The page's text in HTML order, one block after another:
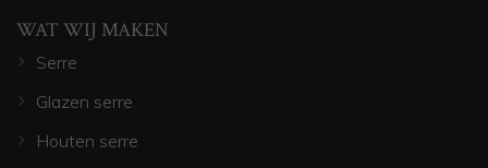
WAT WIJ MAKEN
Serre
Glazen serre
Houten serre